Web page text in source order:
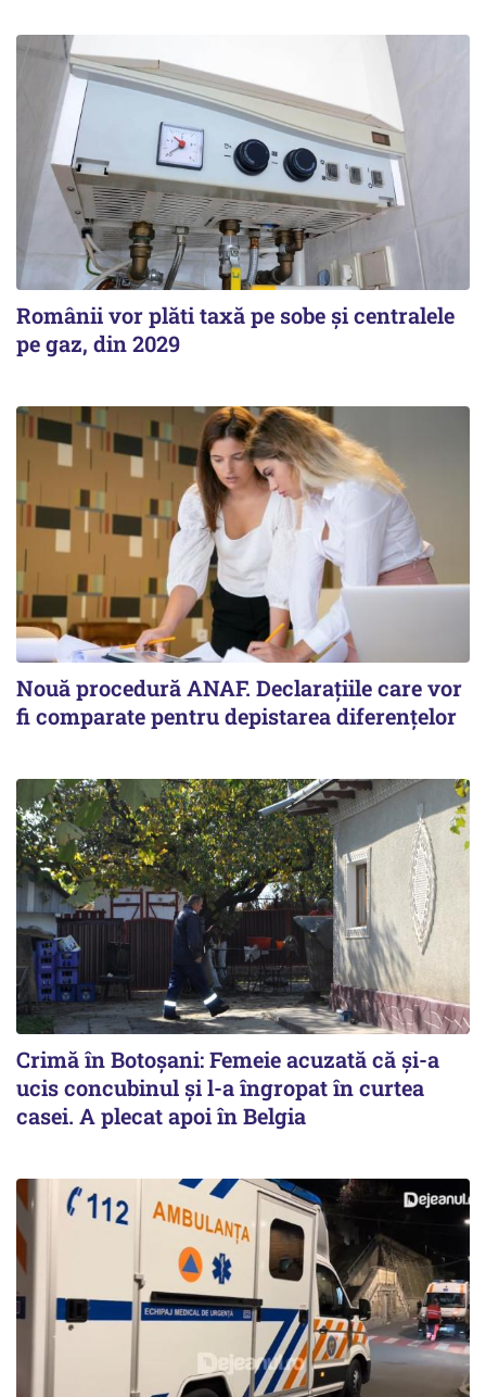
Românii vor plăti taxă pe sobe şi centralele
pe gaz, din 2029
Nouă procedură ANAF. Declarațiile care vor
fi comparate pentru depistarea diferențelor
Crimă în Botoșani: Femeie acuzată că și-a
ucis concubinul și l-a îngropat în curtea
casei. A plecat apoi în Belgia